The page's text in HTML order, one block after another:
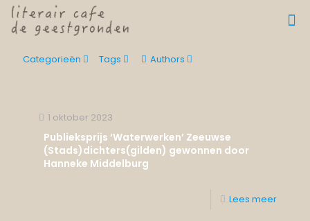
Categorieën Tags Authors
1 oktober 2023
Publieksprijs ‘Waterwerken’ Zeeuwse
(Stads)dichters(gilden) gewonnen door
Hanneke Middelburg
Lees meer